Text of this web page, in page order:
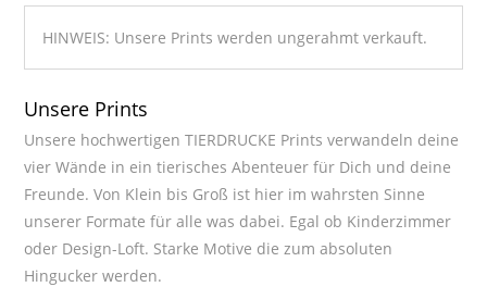
HINWEIS: Unsere Prints werden ungerahmt verkauft.
Unsere Prints
Unsere hochwertigen TIERDRUCKE Prints verwandeln deine
vier Wände in ein tierisches Abenteuer für Dich und deine
Freunde. Von Klein bis Groß ist hier im wahrsten Sinne
unserer Formate für alle was dabei. Egal ob Kinderzimmer
oder Design-Loft. Starke Motive die zum absoluten
Hingucker werden.